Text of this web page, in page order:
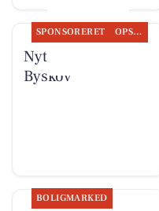
SPONSORERET OPSLAGSTAVLEN
Nyt fra Slagter
Byskov
BOLIGMARKED